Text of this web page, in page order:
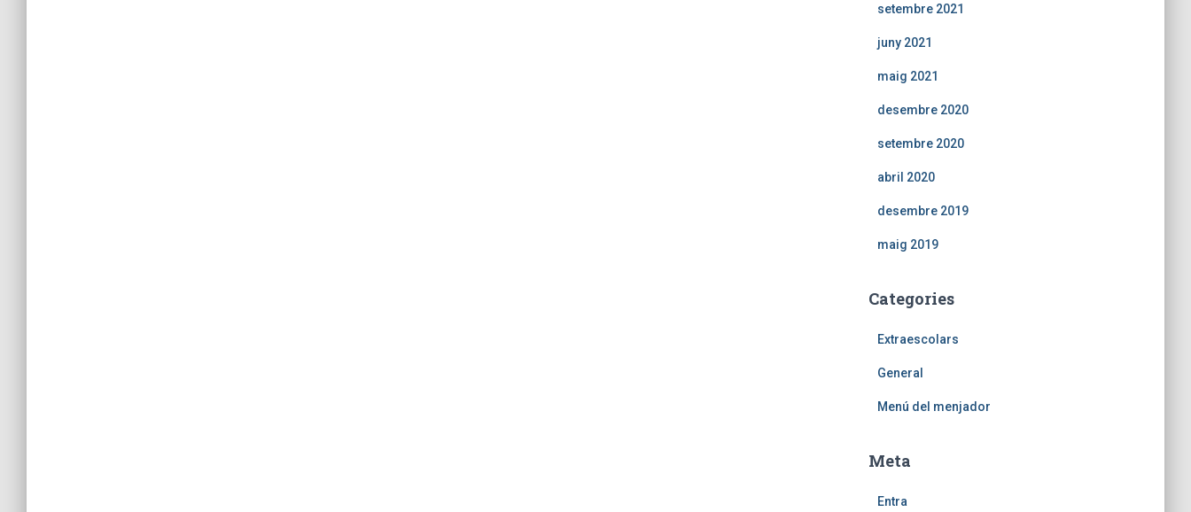
setembre 2021
juny 2021
maig 2021
desembre 2020
setembre 2020
abril 2020
desembre 2019
maig 2019
Categories
Extraescolars
General
Menú del menjador
Meta
Entra